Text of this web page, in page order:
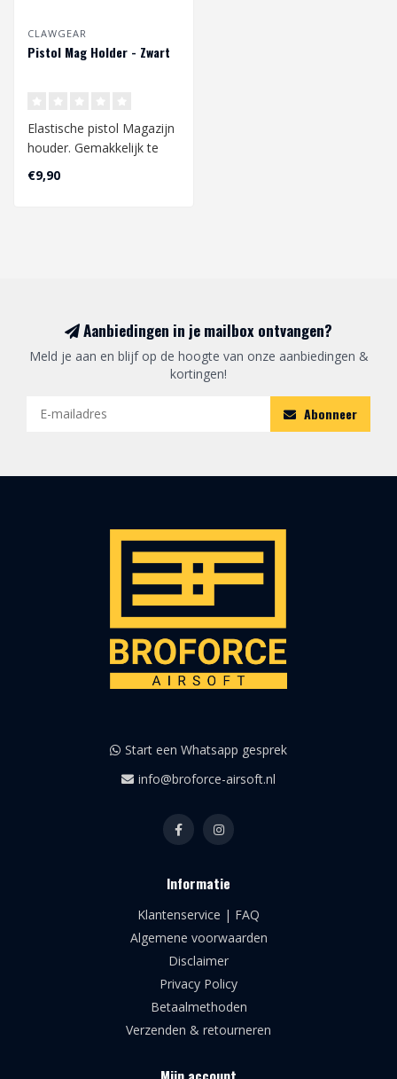
CLAWGEAR
Pistol Mag Holder - Zwart
Elastische pistol Magazijn
houder. Gemakkelijk te
bevestigen aan elk
klittenband..
€9,90
Aanbiedingen in je mailbox ontvangen?
Meld je aan en blijf op de hoogte van onze aanbiedingen &
kortingen!
Abonneer
Start een Whatsapp gesprek
info@broforce-airsoft.nl
Informatie
Klantenservice | FAQ
Algemene voorwaarden
Disclaimer
Privacy Policy
Betaalmethoden
Verzenden & retourneren